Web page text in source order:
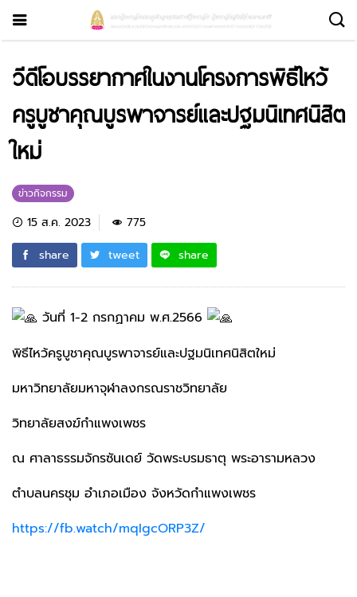
วีดีโอบรรยากาศในงานโครงการพิธีไหว้
ครูบูชาคุณบูรพาจารย์และปฐมนิเทศนิสิต
ใหม่
ข่าวกิจกรรม
15 ส.ค. 2023
775
share
tweet share
วันที่ 1-2 กรกฏาคม พ.ศ.2566
พิธีไหว้ครูบูชาคุณบูรพาจารย์และปฐมนิเทศนิสิตใหม่
มหาวิทยาลัยมหาจุฬาลงกรณราชวิทยาลัย
วิทยาลัยสงฆ์กำแพงเพชร
ณ ศาลาธรรมจักรซันเดย์ วัดพระบรมธาตุ พระอารามหลวง
ตำบลนครชุม อำเภอเมือง จังหวัดกำแพงเพชร
https://fb.watch/mqIgcORP3Z/